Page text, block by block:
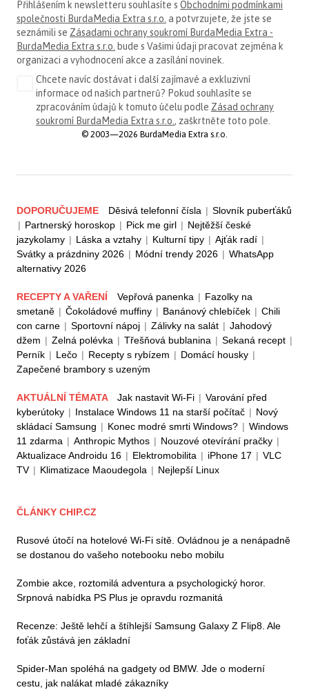
Přihlášením k newsletteru souhlasíte s Obchodními podmínkami
společnosti BurdaMedia Extra s.r.o. a potvrzujete, že jste se
seznámili se Zásadami ochrany soukromí BurdaMedia Extra -
BurdaMedia Extra s.r.o. bude s Vašimi údaji pracovat zejména k
organizaci a vyhodnocení akce a zasílání novinek.
Chcete navíc dostávat i další zajímavé a exkluzivní
informace od našich partnerů? Pokud souhlasíte se
zpracováním údajů k tomuto účelu podle Zásad ochrany
soukromí BurdaMedia Extra s.r.o., zaškrtněte toto pole.
© 2003—2026 BurdaMedia Extra s.r.o.
DOPORUČUJEME Děsivá telefonní čísla | Slovník puberťáků
| Partnerský horoskop | Pick me girl | Nejtěžší české
jazykolamy | Láska a vztahy | Kulturní tipy | Ajťák radí |
Svátky a prázdniny 2026 | Módní trendy 2026 | WhatsApp
alternativy 2026
RECEPTY A VAŘENÍ Vepřová panenka | Fazolky na
smetaně | Čokoládové muffiny | Banánový chlebíček | Chili
con carne | Sportovní nápoj | Zálivky na salát | Jahodový
džem | Zelná polévka | Třešňová bublanina | Sekaná recept |
Perník | Lečo | Recepty s rybízem | Domácí housky |
Zapečené brambory s uzeným
AKTUÁLNÍ TÉMATA Jak nastavit Wi-Fi | Varování před
kyberútoky | Instalace Windows 11 na starší počítač | Nový
skládací Samsung | Konec modré smrti Windows? | Windows
11 zdarma | Anthropic Mythos | Nouzové otevírání pračky |
Aktualizace Androidu 16 | Elektromobilita | iPhone 17 | VLC
TV | Klimatizace Maoudegola | Nejlepší Linux
ČLÁNKY CHIP.CZ
Rusové útočí na hotelové Wi-Fi sítě. Ovládnou je a nenápadně
se dostanou do vašeho notebooku nebo mobilu
Zombie akce, roztomilá adventura a psychologický horor.
Srpnová nabídka PS Plus je opravdu rozmanitá
Recenze: Ještě lehčí a štíhlejší Samsung Galaxy Z Flip8. Ale
foťák zůstává jen základní
Spider-Man spoléhá na gadgety od BMW. Jde o moderní
cestu, jak nalákat mladé zákazníky